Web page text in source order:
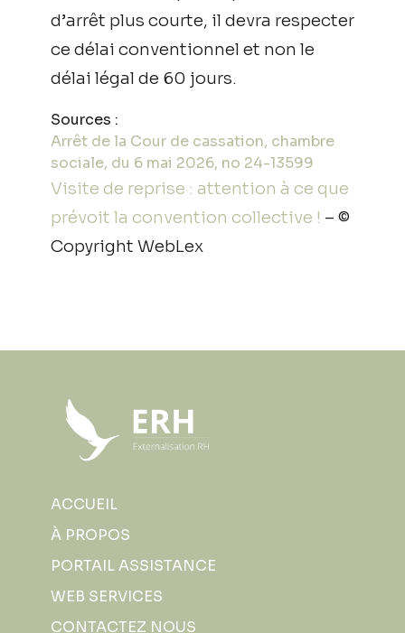
d’arrêt plus courte, il devra respecter
ce délai conventionnel et non le
délai légal de 60 jours.
Sources :
Arrêt de la Cour de cassation, chambre
sociale, du 6 mai 2026, no 24-13599
Visite de reprise : attention à ce que
prévoit la convention collective ! – ©
Copyright WebLex
ACCUEIL
À PROPOS
PORTAIL ASSISTANCE
WEB SERVICES
CONTACTEZ NOUS